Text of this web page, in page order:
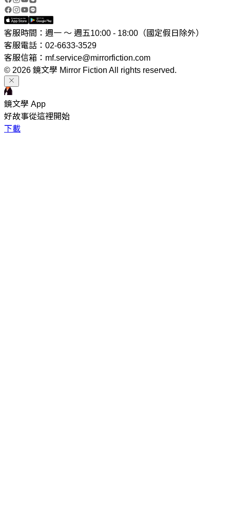
客服時間：週一 ～ 週五10:00 - 18:00（國定假日除外）
客服電話：02-6633-3529
客服信箱：mf.service@mirrorfiction.com
© 2026 鏡文學 Mirror Fiction All rights reserved.
鏡文學 App
好故事從這裡開始
下載